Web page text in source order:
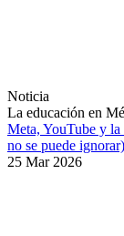
Noticia
La educación en
Meta, YouTube y
no se puede ignorar)
25 Mar 2026